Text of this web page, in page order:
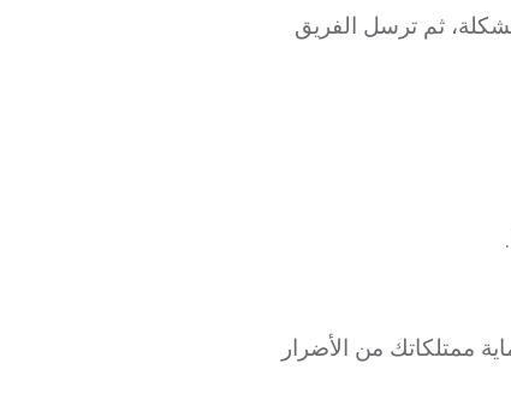
ثم ترسل الفريق
ممتلكاتك من الأضرار